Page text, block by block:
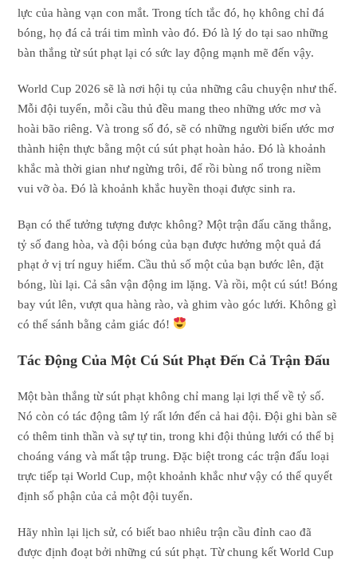
lực của hàng vạn con mắt. Trong tích tắc đó, họ không chỉ đá
bóng, họ đá cả trái tim mình vào đó. Đó là lý do tại sao những
bàn thắng từ sút phạt lại có sức lay động mạnh mẽ đến vậy.
World Cup 2026 sẽ là nơi hội tụ của những câu chuyện như thế.
Mỗi đội tuyển, mỗi cầu thủ đều mang theo những ước mơ và
hoài bão riêng. Và trong số đó, sẽ có những người biến ước mơ
thành hiện thực bằng một cú sút phạt hoàn hảo. Đó là khoảnh
khắc mà thời gian như ngừng trôi, để rồi bùng nổ trong niềm
vui vỡ òa. Đó là khoảnh khắc huyền thoại được sinh ra.
Bạn có thể tưởng tượng được không? Một trận đấu căng thẳng,
tỷ số đang hòa, và đội bóng của bạn được hưởng một quả đá
phạt ở vị trí nguy hiểm. Cầu thủ số một của bạn bước lên, đặt
bóng, lùi lại. Cả sân vận động im lặng. Và rồi, một cú sút! Bóng
bay vút lên, vượt qua hàng rào, và ghim vào góc lưới. Không gì
có thể sánh bằng cảm giác đó!
Tác Động Của Một Cú Sút Phạt Đến Cả Trận Đấu
Một bàn thắng từ sút phạt không chỉ mang lại lợi thế về tỷ số.
Nó còn có tác động tâm lý rất lớn đến cả hai đội. Đội ghi bàn sẽ
có thêm tinh thần và sự tự tin, trong khi đội thủng lưới có thể bị
choáng váng và mất tập trung. Đặc biệt trong các trận đấu loại
trực tiếp tại World Cup, một khoảnh khắc như vậy có thể quyết
định số phận của cả một đội tuyển.
Hãy nhìn lại lịch sử, có biết bao nhiêu trận cầu đỉnh cao đã
được định đoạt bởi những cú sút phạt. Từ chung kết World Cup